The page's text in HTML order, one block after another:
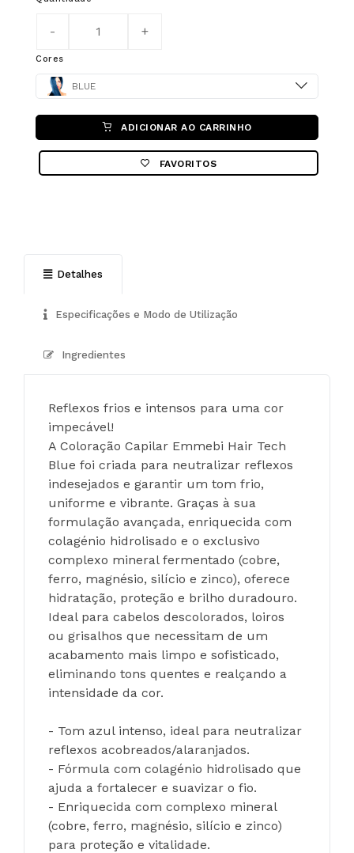
Cores
Color BLUE
ADICIONAR AO CARRINHO
FAVORITOS
Detalhes
Especificações e Modo de Utilização
Ingredientes
Reflexos frios e intensos para uma cor
impecável!
A Coloração Capilar Emmebi Hair Tech
Blue foi criada para neutralizar reflexos
indesejados e garantir um tom frio,
uniforme e vibrante. Graças à sua
formulação avançada, enriquecida com
colagénio hidrolisado e o exclusivo
complexo mineral fermentado (cobre,
ferro, magnésio, silício e zinco), oferece
hidratação, proteção e brilho duradouro.
Ideal para cabelos descolorados, loiros
ou grisalhos que necessitam de um
acabamento mais limpo e sofisticado,
eliminando tons quentes e realçando a
intensidade da cor.
- Tom azul intenso, ideal para neutralizar
reflexos acobreados/alaranjados.
- Fórmula com colagénio hidrolisado que
ajuda a fortalecer e suavizar o fio.
- Enriquecida com complexo mineral
(cobre, ferro, magnésio, silício e zinco)
para proteção e vitalidade.